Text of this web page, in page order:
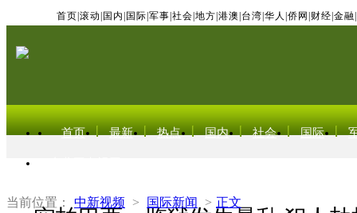
首页 滚动 国内 国际 军事 社会 地方 港澳 台湾 华人 侨网 财经 金融
首页 最新 热点 国内 社会 国际
当前位置： 中新视频 > 国际新闻 > 正文